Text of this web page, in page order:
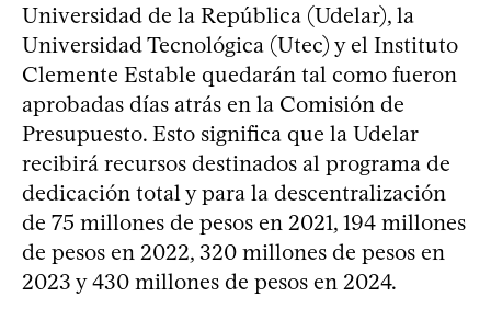
Universidad de la República (Udelar), la
Universidad Tecnológica (Utec) y el Instituto
Clemente Estable quedarán tal como fueron
aprobadas días atrás en la Comisión de
Presupuesto. Esto significa que la Udelar
recibirá recursos destinados al programa de
dedicación total y para la descentralización
de 75 millones de pesos en 2021, 194 millones
de pesos en 2022, 320 millones de pesos en
2023 y 430 millones de pesos en 2024.